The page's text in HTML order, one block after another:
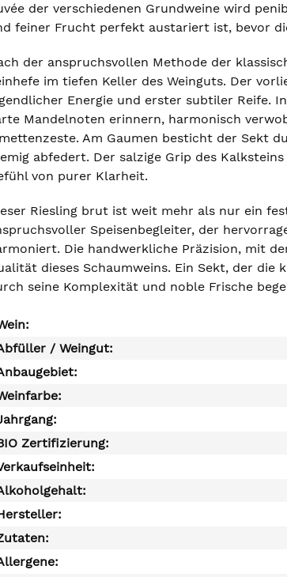
der verschiedenen Grundweine wird
feiner Frucht perfekt austariert ist, bevor
der anspruchsvollen Methode der
im tiefen Keller des Weinguts. Der
Energie und erster subtiler Reife.
Mandelnoten erinnern, harmonisch
Am Gaumen besticht der Sekt
abfedert. Der salzige Grip des
von purer Klarheit.
Riesling brut ist weit mehr als nur ein
Speisenbegleiter, der
Die handwerkliche Präzision, mit
dieses Schaumweins. Ein Sekt, der
seine Komplexität und noble Frische
/ Weingut:
Zertifizierung: